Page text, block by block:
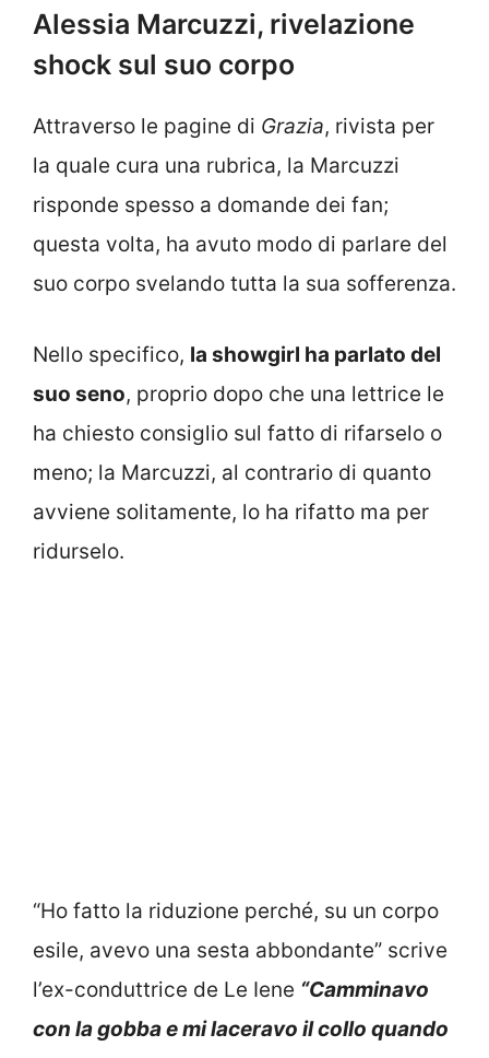
Alessia Marcuzzi, rivelazione
shock sul suo corpo
Attraverso le pagine di Grazia, rivista per
la quale cura una rubrica, la Marcuzzi
risponde spesso a domande dei fan;
questa volta, ha avuto modo di parlare del
suo corpo svelando tutta la sua sofferenza.
Nello specifico, la showgirl ha parlato del
suo seno, proprio dopo che una lettrice le
ha chiesto consiglio sul fatto di rifarselo o
meno; la Marcuzzi, al contrario di quanto
avviene solitamente, lo ha rifatto ma per
ridurselo.
“Ho fatto la riduzione perché, su un corpo
esile, avevo una sesta abbondante” scrive
l’ex-conduttrice de Le Iene “Camminavo
con la gobba e mi laceravo il collo quando